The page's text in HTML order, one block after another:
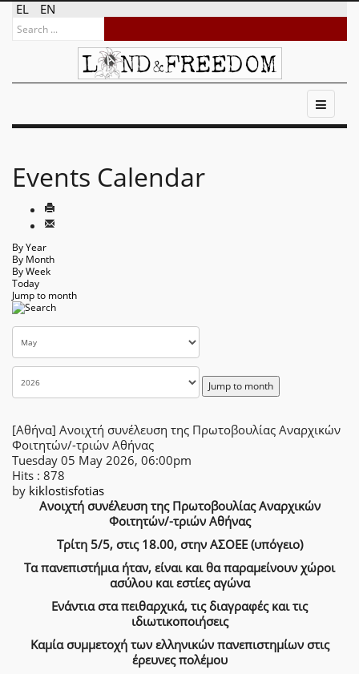
EL EN
Events Calendar
By Year
By Month
By Week
Today
Jump to month
Jump to month
[Αθήνα] Ανοιχτή συνέλευση της Πρωτοβουλίας Αναρχικών
Φοιτητών/-τριών Αθήνας
Tuesday 05 May 2026, 06:00pm
Hits : 878
by kiklostisfotias
Ανοιχτή συνέλευση της Πρωτοβουλίας Αναρχικών
Φοιτητών/-τριών Αθήνας
Τρίτη 5/5, στις 18.00, στην ΑΣΟΕΕ (υπόγειο)
Τα πανεπιστήμια ήταν, είναι και θα παραμείνουν χώροι
ασύλου και εστίες αγώνα
Ενάντια στα πειθαρχικά, τις διαγραφές και τις
ιδιωτικοποιήσεις
Καμία συμμετοχή των ελληνικών πανεπιστημίων στις
έρευνες πολέμου